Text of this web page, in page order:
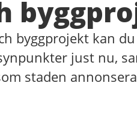
byggprojekt kan
just nu,
staden